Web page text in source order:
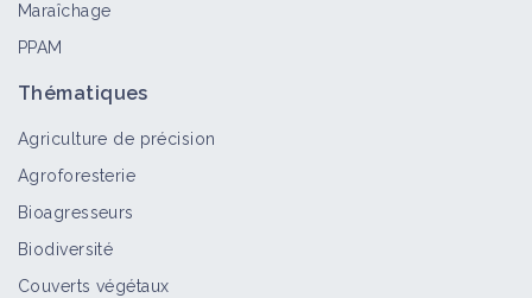
Maraîchage
PPAM
Thématiques
Agriculture de précision
Agroforesterie
Bioagresseurs
Biodiversité
Couverts végétaux